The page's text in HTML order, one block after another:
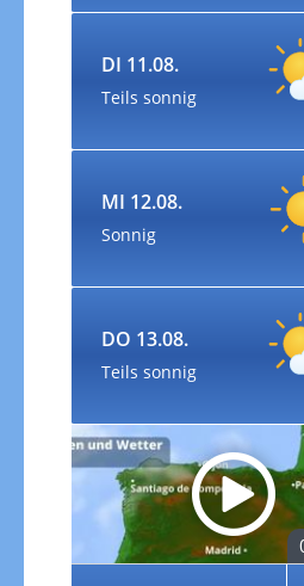
DI 11.08.
Teils sonnig
MI 12.08.
Sonnig
DO 13.08.
Teils sonnig